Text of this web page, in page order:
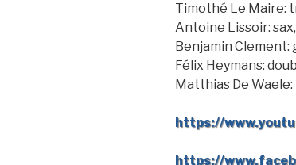
Timothé Le Maire:
Antoine Lissoir:
Benjamin Clement:
Félix Heymans:
Matthias De
https://
https://